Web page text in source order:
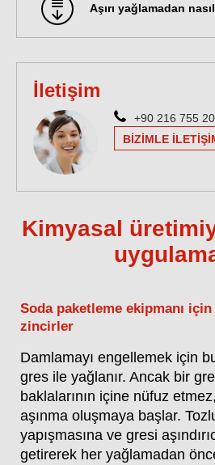
Aşırı yağlamadan nasıl
İletişim
+90 216 755
BIZIMLE
Kimyasal
Soda paketleme ekipmanı
zincirler
Damlamayı engellemek için
gres ile yağlanır. Ancak bir
baklalarının içine nüfuz
aşınma oluşmaya başlar.
yapışmasına ve gresi
getirerek her yağlamadan